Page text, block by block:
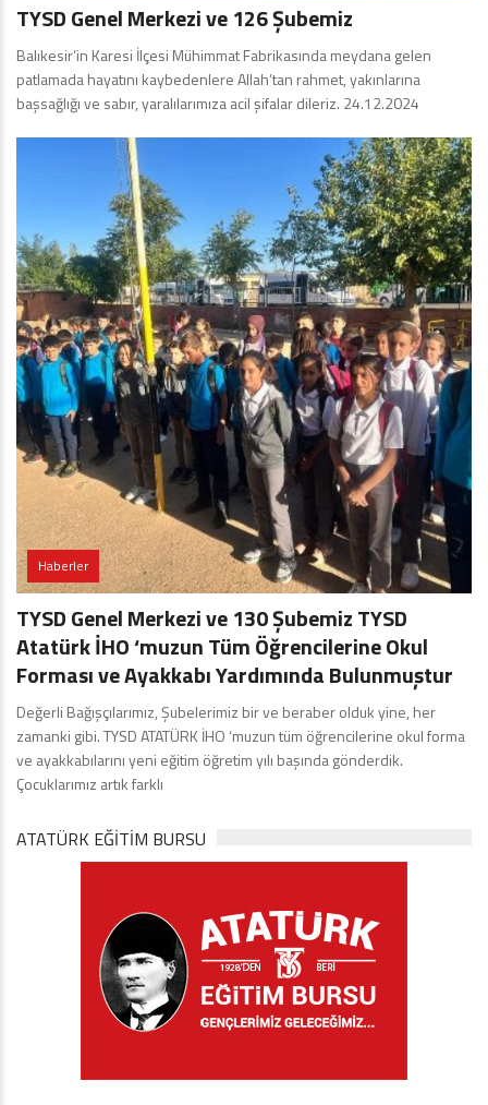
TYSD Genel Merkezi ve 126 Şubemiz
Balıkesir’in Karesi İlçesi Mühimmat Fabrikasında meydana gelen
patlamada hayatını kaybedenlere Allah’tan rahmet, yakınlarına
başsağlığı ve sabır, yaralılarımıza acil şifalar dileriz. 24.12.2024
Haberler
TYSD Genel Merkezi ve 130 Şubemiz TYSD
Atatürk İHO ‘muzun Tüm Öğrencilerine Okul
Forması ve Ayakkabı Yardımında Bulunmuştur
Değerli Bağışçılarımız, Şubelerimiz bir ve beraber olduk yine, her
zamanki gibi. TYSD ATATÜRK İHO ‘muzun tüm öğrencilerine okul forma
ve ayakkabılarını yeni eğitim öğretim yılı başında gönderdik.
Çocuklarımız artık farklı
ATATÜRK EĞITIM BURSU